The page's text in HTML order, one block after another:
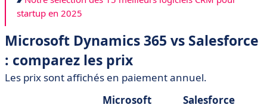
startup en 2025
Microsoft Dynamics 365 vs Salesforce
: comparez les prix
Les prix sont affichés en paiement annuel.
Microsoft
Salesforce